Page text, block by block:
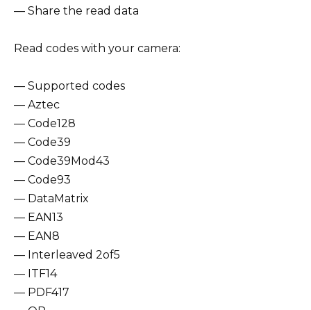
— Share the read data
Read codes with your camera:
— Supported codes
— Aztec
— Code128
— Code39
— Code39Mod43
— Code93
— DataMatrix
— EAN13
— EAN8
— Interleaved 2of5
— ITF14
— PDF417